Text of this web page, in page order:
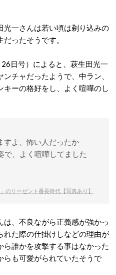
光一さんは若い頃は剃り込みの
ったそうです。
日号）によると、萩生田光一
チャだったようで、中ラン、
キーの格好をし、よく喧嘩のし
よ、怖い人だったか
で、よく喧嘩してました
のリーゼント番長時代【写真あり】
は、不良ながら正義感が強かっ
れた際の仕掛けしなどの理由が
誰かを攻撃する事はなかった
らも可愛がられていたそうで